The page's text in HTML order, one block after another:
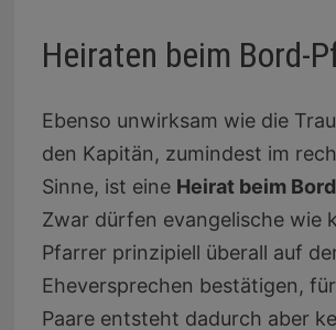
Heiraten beim Bord-
Ebenso unwirksam wie die
den Kapitän, zumindest im
Sinne, ist eine Heirat beim
Zwar dürfen evangelische wie
Pfarrer prinzipiell überall auf
Eheversprechen bestätigen,
Paare entsteht dadurch aber